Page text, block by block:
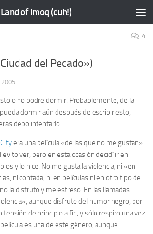
of Imoq (duh!)
4
del Pecado»)
2005
o no podré dormir. Probablemente, de la
dormir aún después de escribir esto,
debo intentarlo.
era una película «de las que no me gustan»
evito ver, pero en esta ocasión decidí ir en
y lo hice. No me gusta la violencia, ni «en
ni contada, ni en películas ni en otro tipo de
la disfruto y me estreso. En las llamadas
aunque disfruto del humor negro, por
tensión de principio a fin, y sólo respiro una vez
es una de este género, aunque